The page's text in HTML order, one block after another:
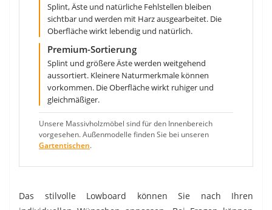
Splint, Äste und natürliche Fehlstellen bleiben
sichtbar und werden mit Harz ausgearbeitet. Die
Oberfläche wirkt lebendig und natürlich.
Premium-Sortierung
Splint und größere Äste werden weitgehend
aussortiert. Kleinere Naturmerkmale können
vorkommen. Die Oberfläche wirkt ruhiger und
gleichmäßiger.
Unsere Massivholzmöbel sind für den Innenbereich
vorgesehen. Außenmodelle finden Sie bei unseren
Gartentischen.
Das stilvolle Lowboard können Sie nach Ihren